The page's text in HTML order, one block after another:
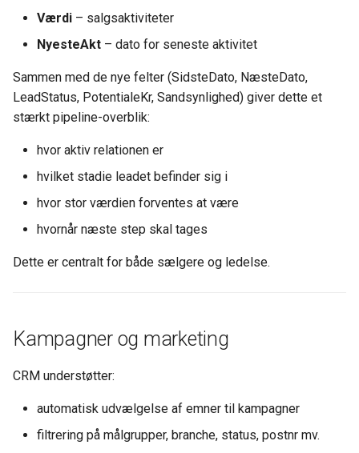
Værdi – salgsaktiviteter
NyesteAkt – dato for seneste aktivitet
Sammen med de nye felter (SidsteDato, NæsteDato,
LeadStatus, PotentialeKr, Sandsynlighed) giver dette et
stærkt pipeline-overblik:
hvor aktiv relationen er
hvilket stadie leadet befinder sig i
hvor stor værdien forventes at være
hvornår næste step skal tages
Dette er centralt for både sælgere og ledelse.
Kampagner og marketing
CRM understøtter:
automatisk udvælgelse af emner til kampagner
filtrering på målgrupper, branche, status, postnr mv.